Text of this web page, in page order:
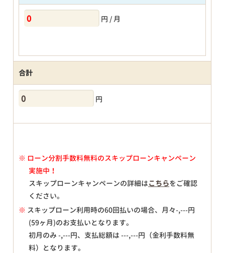
円 / 月
合計
円
※ ローン分割手数料無料のスキップローンキャンペーン
実施中！
スキップローンキャンペーンの詳細はこちらをご確認
ください。
※ スキップローン利用時の60回払いの場合、月々-,---円
(59ヶ月)のお支払いとなります。
初月のみ-,---円、支払総額は---,---円（金利手数料無
料）となります。